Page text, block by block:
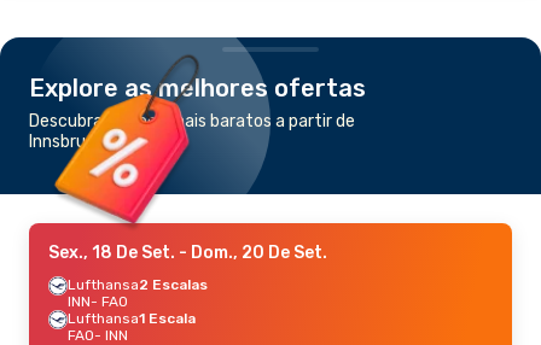
Explore as melhores ofertas
Descubra os voos mais baratos a partir de
Innsbruck para Faro
Sex., 18 De Set. - Dom., 20 De Set.
Lufthansa2 Escalas
INN- FAO
Lufthansa1 Escala
FAO- INN